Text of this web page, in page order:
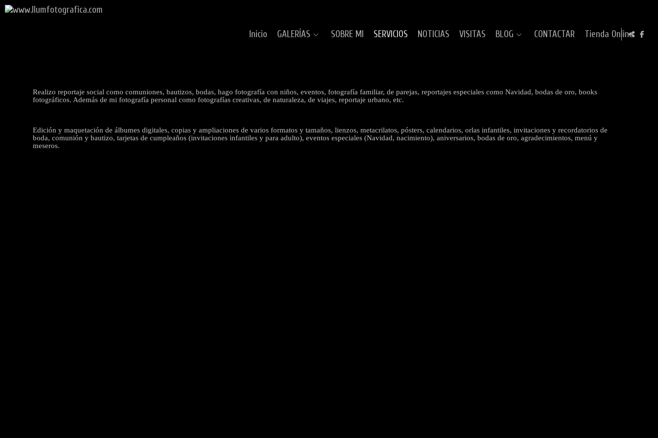
Inicio GALERÍAS SOBRE MI SERVICIOS NOTICIAS VISITAS BLOG CONTACTAR Tienda Online
Realizo reportaje social como comuniones, bautizos, bodas, hago fotografía con niños, eventos, fotografía familiar, de parejas, reportajes especiales como Navidad, bodas de oro, books
fotográficos. Además de mi fotografía personal como fotografías creativas, de naturaleza, de viajes, reportaje urbano, etc.
Edición y maquetación de álbumes digitales, copias y ampliaciones de varios formatos y tamaños, lienzos, metacrilatos, pósters, calendarios, orlas infantiles, invitaciones y recordatorios de
boda, comunión y bautizo, tarjetas de cumpleaños (invitaciones infantiles y para adulto), eventos especiales (Navidad, nacimiento), aniversarios, bodas de oro, agradecimientos, menú y
meseros.